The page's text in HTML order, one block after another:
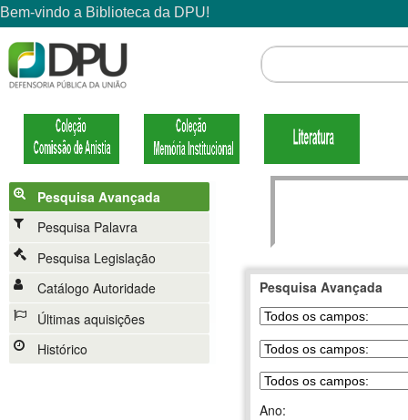
Pesquisa Avançada
Pesquisa Palavra
Pesquisa Legislação
Catálogo Autoridade
Últimas aquisições
Histórico
Pesquisa Avançada
Ano: